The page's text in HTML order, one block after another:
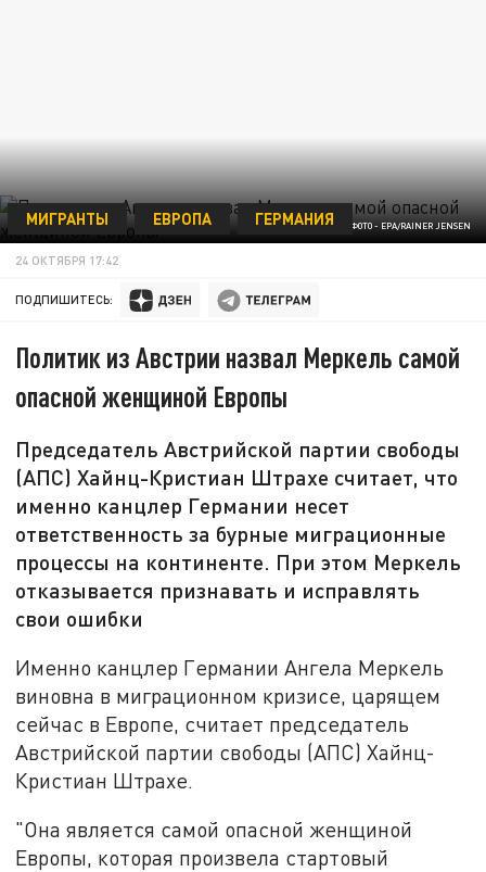
ФОТО - EPA/RAINER JENSEN
МИГРАНТЫ ЕВРОПА ГЕРМАНИЯ
24 ОКТЯБРЯ 17:42
ПОДПИШИТЕСЬ:
Политик из Австрии назвал Меркель самой
опасной женщиной Европы
Председатель Австрийской партии свободы
(АПС) Хайнц-Кристиан Штрахе считает, что
именно канцлер Германии несет
ответственность за бурные миграционные
процессы на континенте. При этом Меркель
отказывается признавать и исправлять
свои ошибки
Именно канцлер Германии Ангела Меркель
виновна в миграционном кризисе, царящем
сейчас в Европе, считает председатель
Австрийской партии свободы (АПС) Хайнц-
Кристиан Штрахе.
"Она является самой опасной женщиной
Европы, которая произвела стартовый